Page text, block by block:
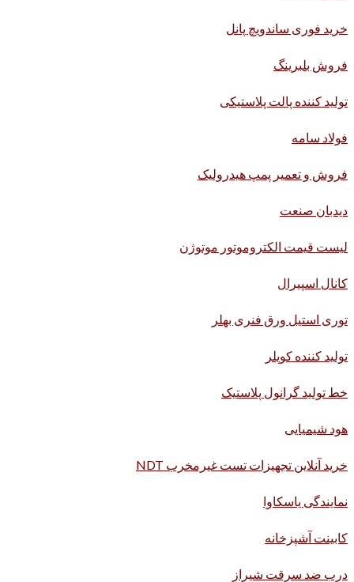
خرید فوری ساندویچ پانل
فروش بلبرینگ
تولید کننده پالت پلاستیکی
فولاد سامه
فروش و تعمیر پمپ هیدرولیک
دیدبان صنعت
لیست قیمت الکتروموتور موتوژن
کانال اسپیرال
توری استیل ورق فنری بهلر
تولید کننده کوپلر
خط تولید گرانول پلاستیک
هود شیمیایی
خرید آنلاین تجهیزات تست غیرمخرب NDT
نمایندگی یاسکاوا
کابینت آشپزخانه
درب ضد سرقت شیراز